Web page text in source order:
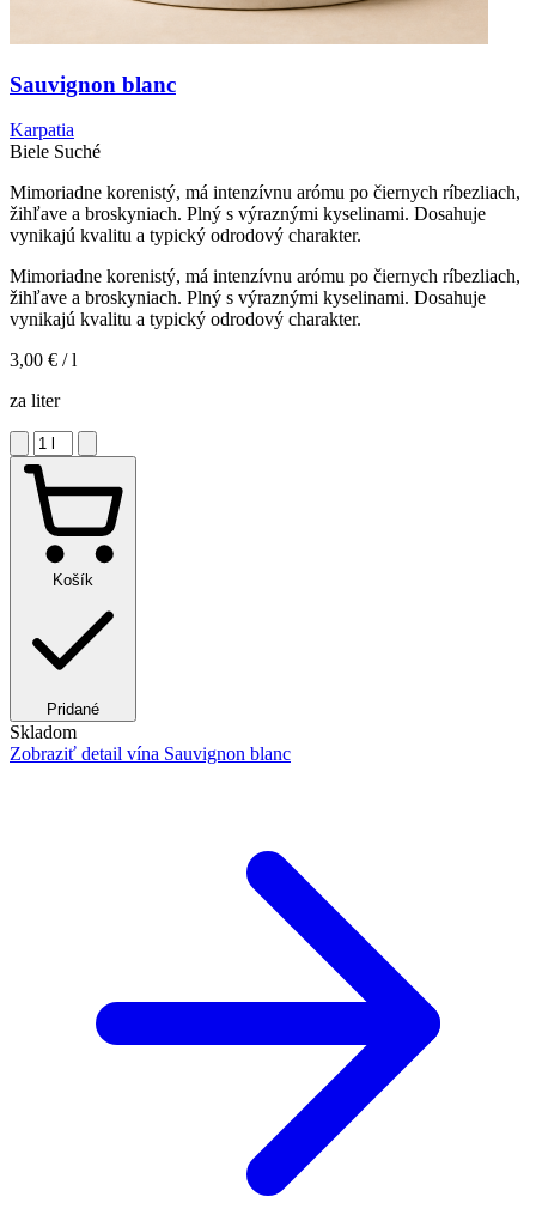
Sauvignon blanc
Karpatia
Biele Suché
Mimoriadne korenistý, má intenzívnu arómu po čiernych ríbezliach,
žihľave a broskyniach. Plný s výraznými kyselinami. Dosahuje
vynikajú kvalitu a typický odrodový charakter.
Mimoriadne korenistý, má intenzívnu arómu po čiernych ríbezliach,
žihľave a broskyniach. Plný s výraznými kyselinami. Dosahuje
vynikajú kvalitu a typický odrodový charakter.
3,00 € / l
za liter
Košík
Pridané
Skladom
Zobraziť detail vína Sauvignon blanc